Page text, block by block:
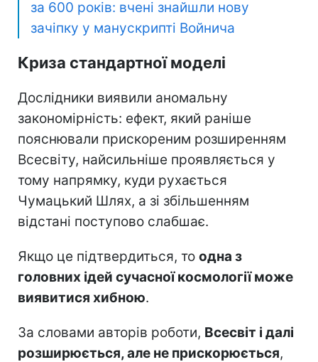
за 600 років: вчені знайшли нову
зачіпку у манускрипті Войнича
Криза стандартної моделі
Дослідники виявили аномальну
закономірність: ефект, який раніше
пояснювали прискореним розширенням
Всесвіту, найсильніше проявляється у
тому напрямку, куди рухається
Чумацький Шлях, а зі збільшенням
відстані поступово слабшає.
Якщо це підтвердиться, то одна з
головних ідей сучасної космології може
виявитися хибною.
За словами авторів роботи, Всесвіт і далі
розширюється, але не прискорюється,